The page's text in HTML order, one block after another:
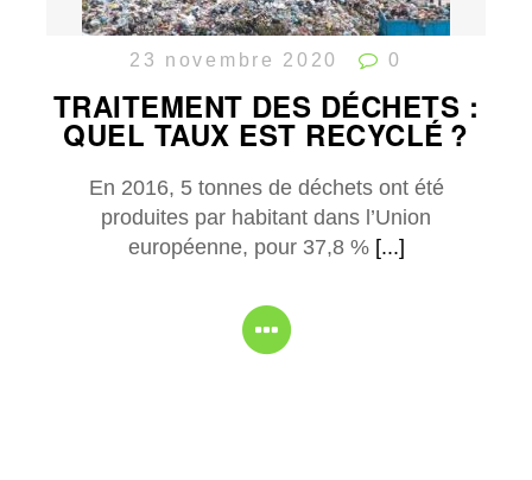
23 novembre 2020 0
TRAITEMENT DES DÉCHETS :
QUEL TAUX EST RECYCLÉ ?
En 2016, 5 tonnes de déchets ont été
produites par habitant dans l’Union
européenne, pour 37,8 % [...]